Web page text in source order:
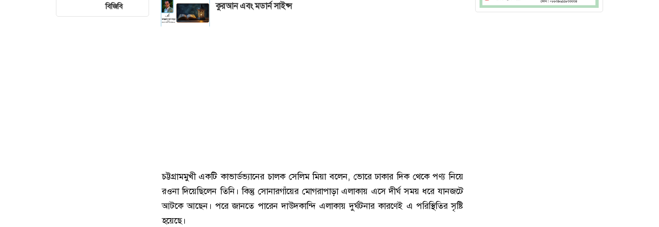
বিজিবি
কুরআন এবং মডার্ন সাইন্স
চট্টগ্রামমুখী একটি কাভার্ডভ্যানের চালক সেলিম মিয়া বলেন, ভোরে ঢাকার দিক থেকে পণ্য নিয়ে
রওনা দিয়েছিলেন তিনি। কিন্তু সোনারগাঁয়ের মোগরাপাড়া এলাকায় এসে দীর্ঘ সময় ধরে যানজটে
আটকে আছেন। পরে জানতে পারেন দাউদকান্দি এলাকায় দুর্ঘটনার কারণেই এ পরিস্থিতির সৃষ্টি
হয়েছে।